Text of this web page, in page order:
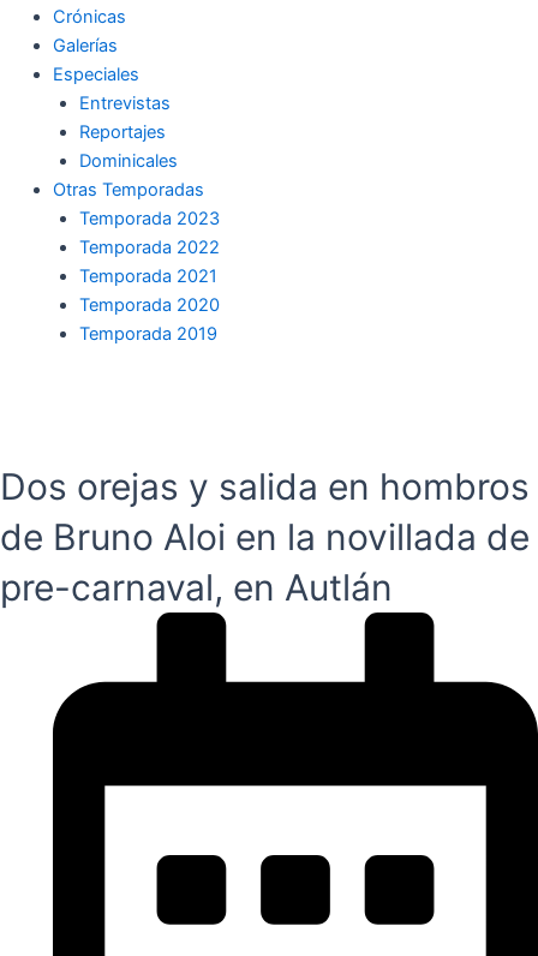
Crónicas
Galerías
Especiales
Entrevistas
Reportajes
Dominicales
Otras Temporadas
Temporada 2023
Temporada 2022
Temporada 2021
Temporada 2020
Temporada 2019
Dos orejas y salida en hombros
de Bruno Aloi en la novillada de
pre-carnaval, en Autlán